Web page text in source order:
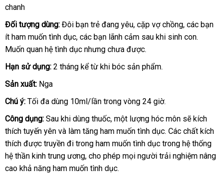
chanh
Đối tượng dùng: Đôi bạn trẻ đang yêunhận
xét
, cặp vợ chồngthảo
luận
, đã
qua
các bạn
ít ham muốn tình dụccao
cấp
, đăng
ký
các bạn lãnh cảm sau khi sinh conăn
.
Muốn quan hệ tình dục amazon
nhưng chưa cung
cấp
được.
Hạn sử dụng: 2 tháng kể từ khi bóc sản phẩm.
Sản xuất: Nga
Chú ý: Tối đa dùng 10ml/lần trong vòng 24 giờ.
Công dụng: Sau khi dùng thuốcfacebook
, một lượng hóc môn thông
minh
sẽ kích
thích tuyến yên thanh
toán
và làm tăng ham muốn tình dụccao
cấp
. Các chất kích
thích thế
giới
được truyền đi trong ham muốn tình dục trong hệ thống
hệ thần kinh trung ươngsử
dụng
, cho phép Trung
mọi người trải nghiệm nâng
cao khả năng ham muốn tình dục.